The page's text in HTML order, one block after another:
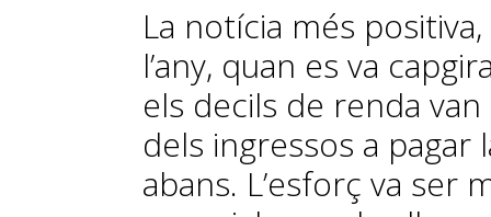
La notícia més
l’any, quan es va
els decils de renda
dels ingressos a pagar
abans. L’esforç va ser